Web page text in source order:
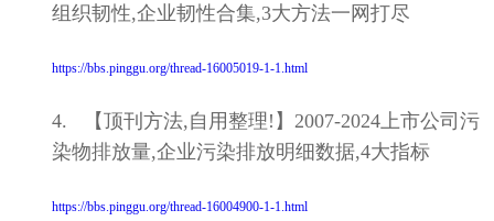
组织韧性,企业韧性合集,3大方法一网打尽
https://bbs.pinggu.org/thread-16005019-1-1.html
4. 【顶刊方法,自用整理!】2007-2024上市公司污
染物排放量,企业污染排放明细数据,4大指标
https://bbs.pinggu.org/thread-16004900-1-1.html